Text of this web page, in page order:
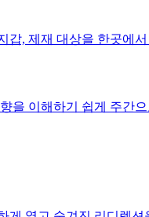
갑, 제재 대상을 한곳에서
을 이해하기 쉽게 주간으